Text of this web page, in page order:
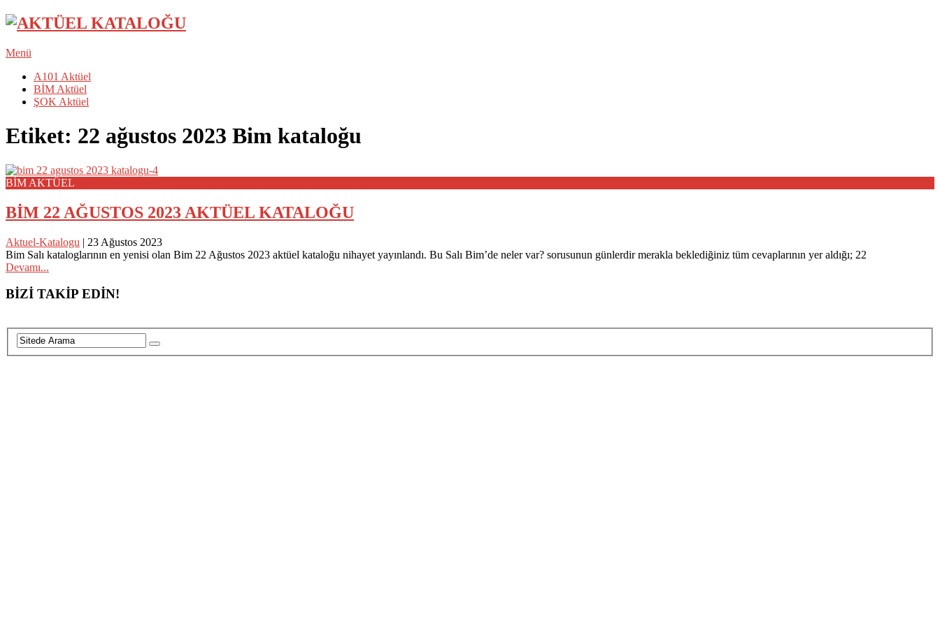
Menü
A101 Aktüel
BİM Aktüel
ŞOK Aktüel
Etiket: 22 ağustos 2023 Bim kataloğu
BİM AKTÜEL
BİM 22 AĞUSTOS 2023 AKTÜEL KATALOĞU
Aktuel-Katalogu | 23 Ağustos 2023
Bim Salı kataloglarının en yenisi olan Bim 22 Ağustos 2023 aktüel kataloğu nihayet yayınlandı. Bu Salı Bim’de neler var? sorusunun günlerdir merakla beklediğiniz tüm cevaplarının yer aldığı; 22
Devamı...
Posts
navigation
BİZİ TAKİP EDİN!